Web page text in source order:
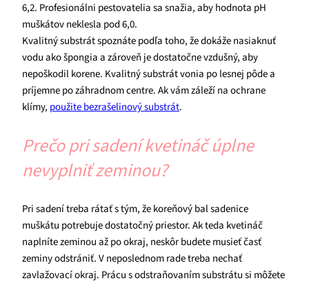
6,2. Profesionálni pestovatelia sa snažia, aby hodnota pH
muškátov neklesla pod 6,0.
Kvalitný substrát spoznáte podľa toho, že dokáže nasiaknuť
vodu ako špongia a zároveň je dostatočne vzdušný, aby
nepoškodil korene. Kvalitný substrát vonia po lesnej pôde a
príjemne po záhradnom centre. Ak vám záleží na ochrane
klímy, použite bezrašelinový substrát.
Prečo pri sadení kvetináč úplne
nevyplniť zeminou?
Pri sadení treba rátať s tým, že koreňový bal sadenice
muškátu potrebuje dostatočný priestor. Ak teda kvetináč
naplníte zeminou až po okraj, neskôr budete musieť časť
zeminy odstrániť. V neposlednom rade treba nechať
zavlažovací okraj. Prácu s odstraňovaním substrátu si môžete